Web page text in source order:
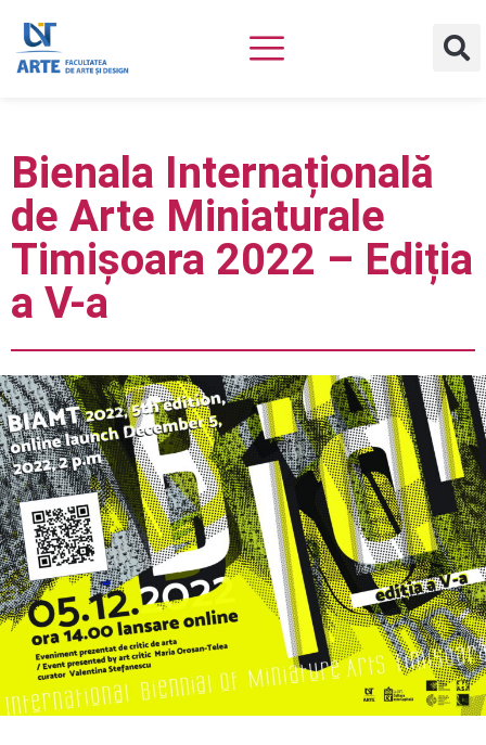
Bienala Internațională
de Arte Miniaturale
Timișoara 2022 – Ediția
a V-a